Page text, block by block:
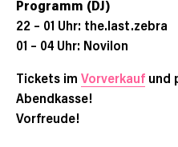
Programm (DJ)
22 – 01 Uhr: the.last.zebra
01 – 04 Uhr: Novilon
Tickets im Vorverkauf und
Abendkasse!
Vorfreude!